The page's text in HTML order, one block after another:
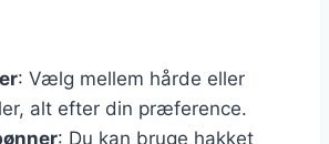
: Vælg mellem hårde eller
alt efter din præference.
: Du kan bruge hakket